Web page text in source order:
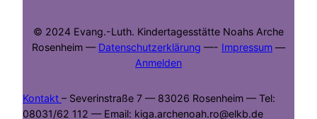
© 2024 Evang.-Luth. Kindertagesstätte Noahs Arche
Rosenheim — Datenschutzerklärung —- Impressum —
Anmelden
Kontakt – Severinstraße 7 — 83026 Rosenheim — Tel:
08031/62 112 — Email: kiga.archenoah.ro@elkb.de